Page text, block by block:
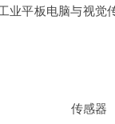
平板电脑与视觉